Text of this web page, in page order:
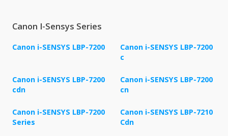
Canon I-Sensys Series
Canon i-SENSYS LBP-7200
Canon i-SENSYS LBP-7200
c
Canon i-SENSYS LBP-7200
cdn
Canon i-SENSYS LBP-7200
cn
Canon i-SENSYS LBP-7200
Series
Canon i-SENSYS LBP-7210
Cdn